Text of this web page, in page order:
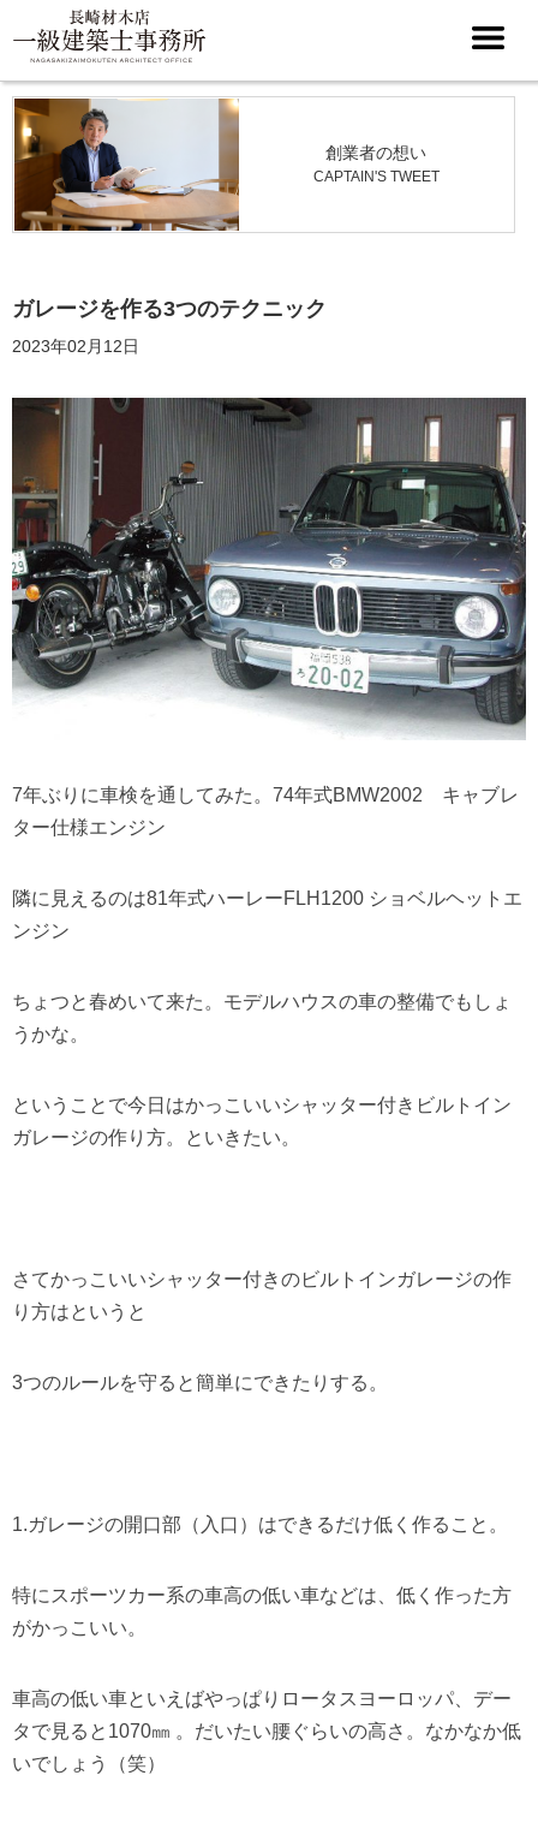
創業者の想い
CAPTAIN'S TWEET
ガレージを作る3つのテクニック
2023年02月12日
7年ぶりに車検を通してみた。74年式BMW2002 キャブレ
ター仕様エンジン
隣に見えるのは81年式ハーレーFLH1200 ショベルヘットエ
ンジン
ちょつと春めいて来た。モデルハウスの車の整備でもしょ
うかな。
ということで今日はかっこいいシャッター付きビルトイン
ガレージの作り方。といきたい。
さてかっこいいシャッター付きのビルトインガレージの作
り方はというと
3つのルールを守ると簡単にできたりする。
1.ガレージの開口部（入口）はできるだけ低く作ること。
特にスポーツカー系の車高の低い車などは、低く作った方
がかっこいい。
車高の低い車といえばやっぱりロータスヨーロッパ、デー
タで見ると1070㎜ 。だいたい腰ぐらいの高さ。なかなか低
いでしょう（笑）